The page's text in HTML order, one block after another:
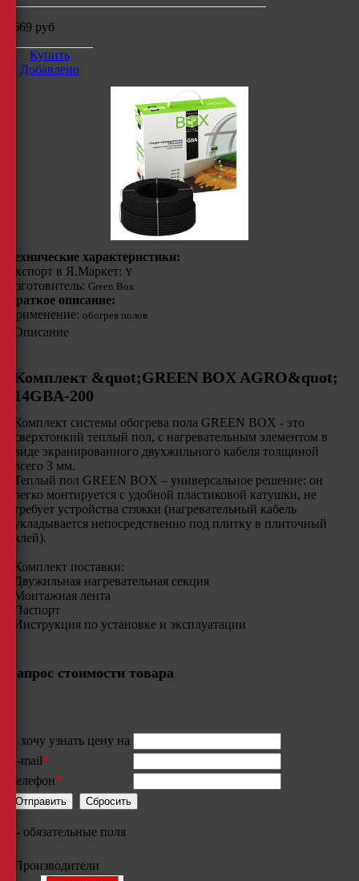
2669 руб
Купить
Добавлено
Технические характеристики:
Экспорт в Я.Маркет: Y
Изготовитель: Green Box
Краткое описание:
Применение: обогрев полов
Описание
Комплект &quot;GREEN BOX AGRO&quot;
14GBA-200
Комплект системы обогрева пола GREEN BOX - это
сверхтонкий теплый пол, с нагревательным элементом в
виде экранированного двухжильного кабеля толщиной
всего 3 мм.
Теплый пол GREEN BOX – универсальное решение: он
легко монтируется с удобной пластиковой катушки, не
требует устройства стяжки (нагревательный кабель
укладывается непосредственно под плитку в плиточный
клей).
Комплект поставки:
Двужильная нагревательная секция
Монтажная лента
Паспорт
Инструкция по установке и эксплуатации
Запрос стоимости товара
Я хочу узнать цену на
E-mail*
Телефон*
- обязательные поля
Производители